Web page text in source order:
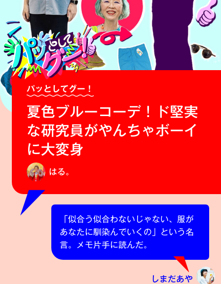
パッとしてグー！
夏色ブルーコーデ！ド堅実
な研究員がやんちゃボーイ
に大変身
はる。
「似合う似合わないじゃない、服が
あなたに馴染んでいくの」という名
言。メモ片手に読んだ。
しまだあや